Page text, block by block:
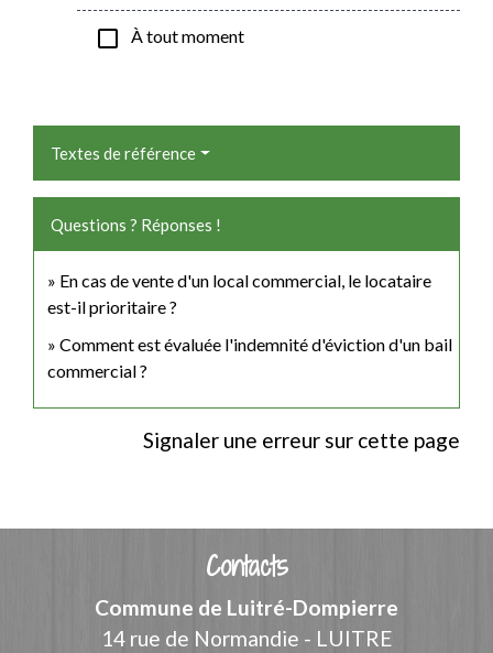
check_box_outline_blank À tout moment
Textes de référence
Questions ? Réponses !
En cas de vente d'un local commercial, le locataire
est-il prioritaire ?
Comment est évaluée l'indemnité d'éviction d'un bail
commercial ?
Signaler une erreur sur cette page
Contacts
Commune de Luitré-Dompierre
14 rue de Normandie - LUITRE